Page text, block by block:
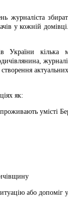
журналіста
у кожній
України
як:
умісті
або допоміг